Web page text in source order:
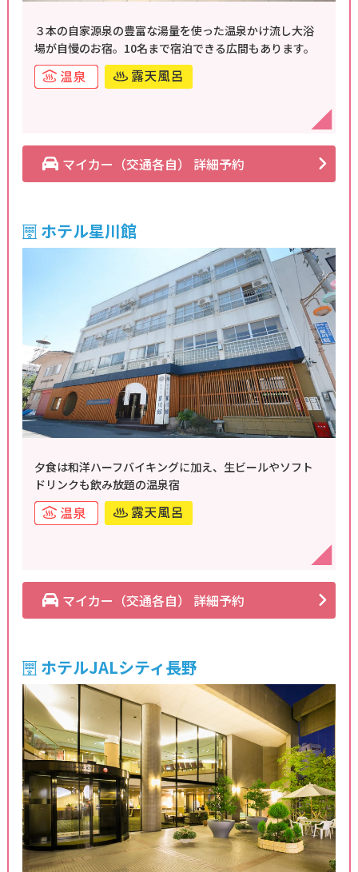
３本の自家源泉の豊富な湯量を使った温泉かけ流し大浴
場が自慢のお宿。10名まで宿泊できる広間もあります。
マイカー（交通各自） 詳細予約
ホテル星川館
夕食は和洋ハーフバイキングに加え、生ビールやソフト
ドリンクも飲み放題の温泉宿
マイカー（交通各自） 詳細予約
ホテルJALシティ長野